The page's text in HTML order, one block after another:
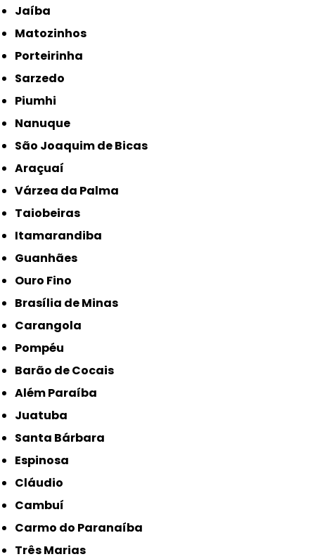
Jaíba
Matozinhos
Porteirinha
Sarzedo
Piumhi
Nanuque
São Joaquim de Bicas
Araçuaí
Várzea da Palma
Taiobeiras
Itamarandiba
Guanhães
Ouro Fino
Brasília de Minas
Carangola
Pompéu
Barão de Cocais
Além Paraíba
Juatuba
Santa Bárbara
Espinosa
Cláudio
Cambuí
Carmo do Paranaíba
Três Marias